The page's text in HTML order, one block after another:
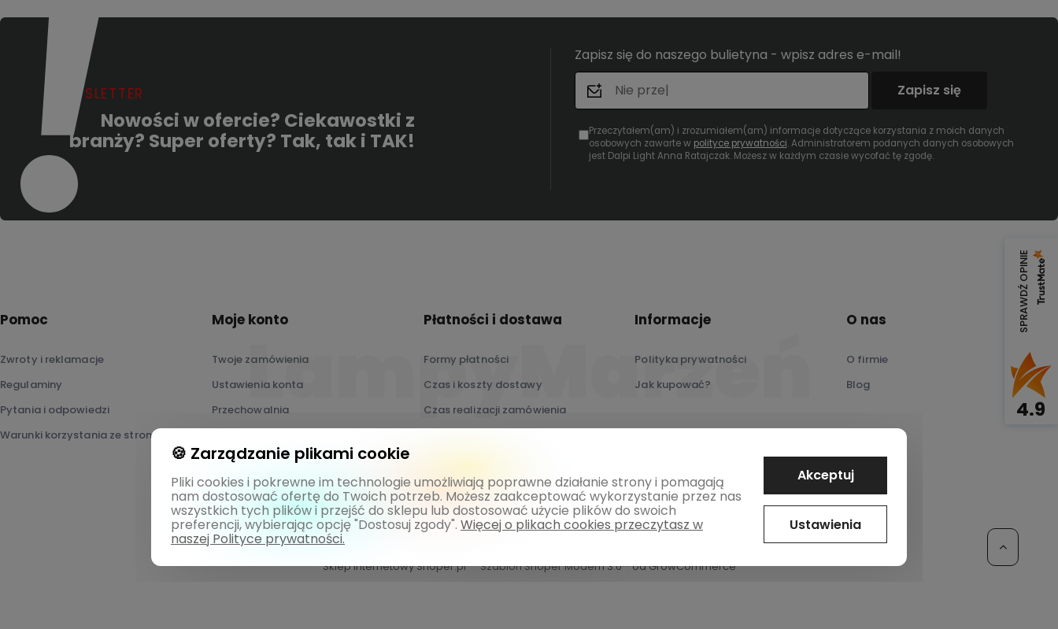
doświadczeniami. Do zobaczenia!
NEWSLETTER
Nowości w ofercie? Ciekawostki z
branży? Super oferty? Tak, tak i TAK!
Zapisz się do naszego bulietyna - wpisz adres e-mail!
Zapisz się
Przeczytałem(am) i zrozumiałem(am) informacje dotyczące korzystania z moich danych
osobowych zawarte w polityce prywatności. Administratorem podanych danych osobowych
jest Dalpi Light Anna Ratajczak. Możesz w każdym czasie wycofać tę zgodę.
Pomoc
Zwroty i reklamacje
Regulaminy
Pytania i odpowiedzi
Warunki korzystania ze strony - DSA
Moje konto
Twoje zamówienia
Ustawienia konta
Przechowalnia
Płatności i dostawa
Formy płatności
Czas i koszty dostawy
Czas realizacji zamówienia
Informacje
Polityka prywatności
Jak kupować?
O nas
O firmie
Blog
SPRAWDŹ OPINIE
4.9
Sklep internetowy Shoper.pl Szablon Shoper Modern 3.0™od GrowCommerce
🍪 Zarządzanie plikami cookie
Pliki cookies i pokrewne im technologie umożliwiają poprawne działanie strony i pomagają
nam dostosować ofertę do Twoich potrzeb. Możesz zaakceptować wykorzystanie przez nas
wszystkich tych plików i przejść do sklepu lub dostosować użycie plików do swoich
preferencji, wybierając opcję "Dostosuj zgody". Więcej o plikach cookies przeczytasz w
naszej Polityce prywatności.
Ustawienia
Akceptuj